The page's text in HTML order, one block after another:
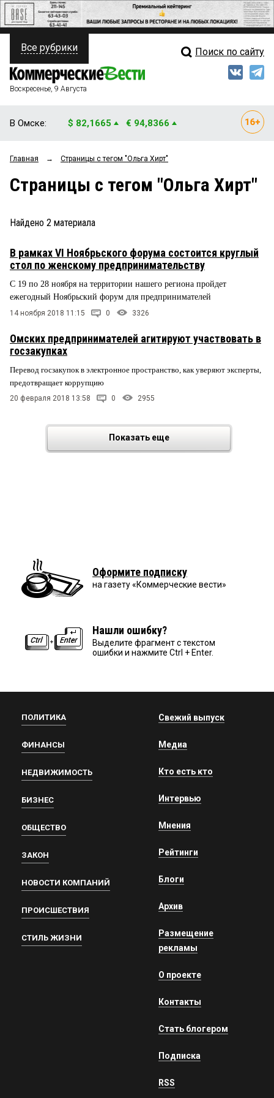
ПОЛИТИКА
ФИНАНСЫ
ОБЩЕСТВО
ЗАКОН
НОВОСТИ КОМПАНИЙ
ПРОИСШЕСТВИЯ
Свежий выпуск
Мнения
Рейтинги
Все рубрики Поиск по сайту
Воскресенье, 9 Августа
В Омске: $ 82,1665 € 94,8366
Главная → Страницы c тегом "Ольга Хирт"
Страницы c тегом "Ольга Хирт"
Найдено 2 материала
В рамках VI Ноябрьского форума состоится круглый
стол по женскому предпринимательству
С 19 по 28 ноября на территории нашего региона пройдет
ежегодный Ноябрьский форум для предпринимателей
14 ноября 2018 11:15 0 3326
Омских предпринимателей агитируют участвовать в
госзакупках
Перевод госзакупок в электронное пространство, как уверяют эксперты,
предотвращает коррупцию
20 февраля 2018 13:58 0 2955
Показать еще
Оформите подписку
на газету «Коммерческие вести»
Нашли ошибку?
Выделите фрагмент с текстом
ошибки и нажмите Ctrl + Enter.
ПОЛИТИКА
ФИНАНСЫ
НЕДВИЖИМОСТЬ
БИЗНЕС
ОБЩЕСТВО
ЗАКОН
НОВОСТИ КОМПАНИЙ
ПРОИСШЕСТВИЯ
СТИЛЬ ЖИЗНИ
Свежий выпуск
Медиа
Кто есть кто
Интервью
Мнения
Рейтинги
Блоги
Архив
Размещение
рекламы
О проекте
Контакты
Стать блогером
Подписка
RSS